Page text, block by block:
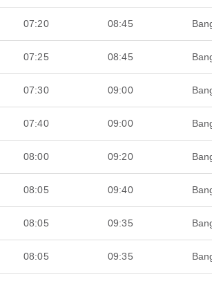
07:20 08:45
07:25 08:45
07:30 09:00
07:40 09:00
08:00 09:20
08:05 09:40
08:05 09:35
08:05 09:35